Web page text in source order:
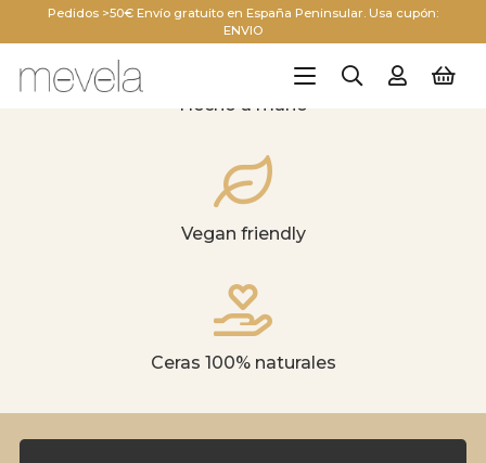
Pedidos >50€ Envío gratuito en España Peninsular. Usa cupón:
ENVIO
Hecho a mano
Vegan friendly
Ceras 100% naturales